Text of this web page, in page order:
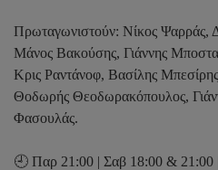
Πρωταγωνιστούν: Νίκος Ψαρράς,
Μάνος Βακούσης, Γιάννης
Κρις Ραντάνοφ, Βασίλης
Θοδωρής Θεοδωρακόπουλος,
Φασουλάς.
🕘 Παρ 21:00 | Σαβ 18:00 & 21:00